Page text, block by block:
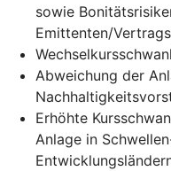
sowie
Emittenten/
Abweichung der
Erhöhte
Anlage in